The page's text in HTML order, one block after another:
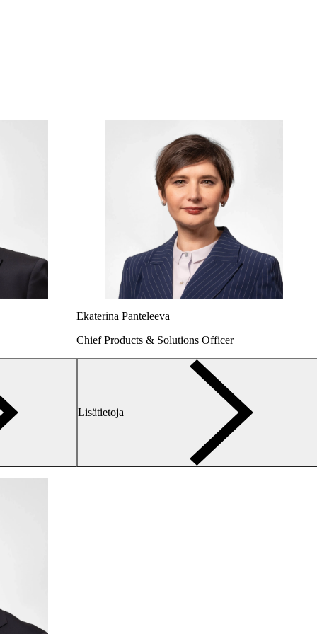
arrow-
right
Ekaterina Panteleeva
Chief Products & Solutions Officer
Lisätietoja